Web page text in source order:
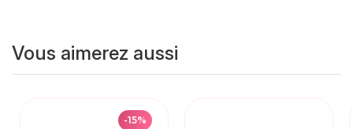
Vous aimerez aussi
-15%